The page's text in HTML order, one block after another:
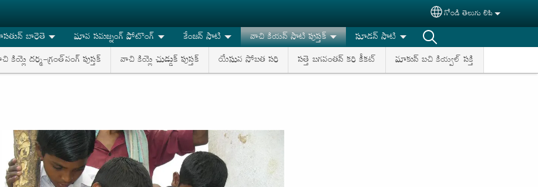
Select your language
గోండి తెలుగు లిపి
బారెతె మావ సమజ్నంగ్ పోటొంగ్ కేంజన్ సాటి
వాచి కియన్ సాటి పుస్తక్
కియ్లె దర్మ-గ్రంత్‌నంగ్ పుస్తక్ వాచి కియ్లె చుడ్డుక్ పుస్తక్ యేసున సోబత సరి సత్తె బగవంతన్ కరి కీకట్ మాకున్ బచి కియ్వల్ సక్తి
సూడన్ సాటి